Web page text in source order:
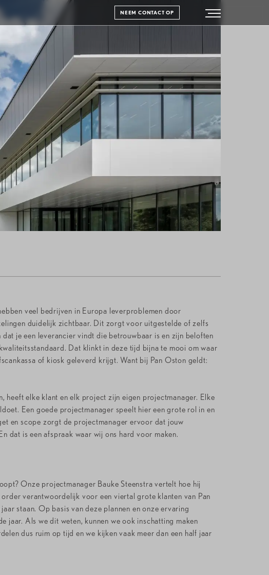
NEEM CONTACT OP
veel bedrijven in Europa leverproblemen door
duidelijk zichtbaar. Dit zorgt voor uitgestelde of zelfs
je een leverancier vindt die betrouwbaar is en zijn beloften
Dat klinkt in deze tijd bijna te mooi om waar
of kiosk geleverd krijgt. Want bij Pan Oston geldt:
heeft elke klant en elk project zijn eigen projectmanager. Elke
Een goede projectmanager speelt hier een grote rol in en
en scope zorgt de projectmanager ervoor dat jouw
dat is een afspraak waar wij ons hard voor maken.
Onze projectmanager Bauke Steenstra vertelt hoe hij
verantwoordelijk voor een viertal grote klanten van Pan
staan. Op basis van deze plannen en onze ervaring
jaar. Als we dit weten, kunnen we ook inschatting maken
dus ruim op tijd en we kijken vaak meer dan een half jaar